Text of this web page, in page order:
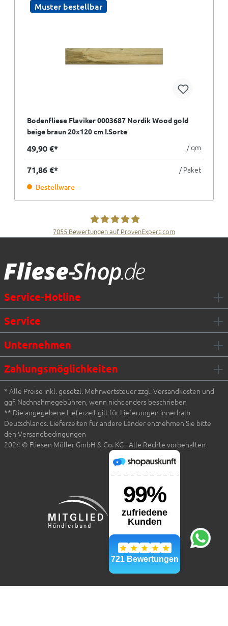
Muster bestellbar
Bodenfliese Flaviker 0003687 Nordik Wood gold
beige braun 20x120 cm I.Sorte
49,90 €* / qm
71,86 €* / Paket
Bestellware
7055 Bewertungen auf ProvenExpert.com
Service-Hotline
Service
Unternehmen
Zahlungsmöglichkeiten
* Alle Preise inkl. gesetzl. Mehrwertsteuer zzgl. Versandkosten und
ggf. Nachnahmegebühren, wenn nicht anders beschrieben
** Die angegebene Lieferzeit gilt für Lieferungen innerhalb
Deutschlands. Lieferzeiten für andere Länder entnehmen Sie bitte
den Versandbedingungen
2024 © Fliesen Müller GmbH & Co. KG - Alle Rechte vorbehalten